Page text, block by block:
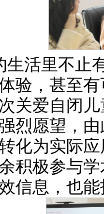
生活里不止
验，甚至
关爱自闭
烈愿望，
化为实际
积极参与
信息，也